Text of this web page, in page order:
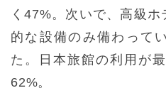
く47%。次いで、高級
的な設備のみ備わって
た。日本旅館の利用が
62%。